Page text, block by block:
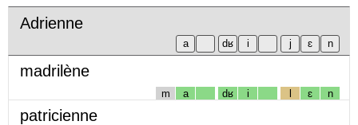
Adrienne
madrilène
m a dʁ i l ɛ n
patricienne